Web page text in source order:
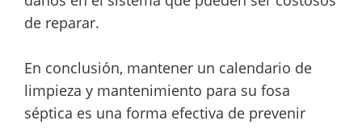
de reparar.
En conclusión, mantener un calendario de
limpieza y mantenimiento para su fosa
séptica es una forma efectiva de prevenir